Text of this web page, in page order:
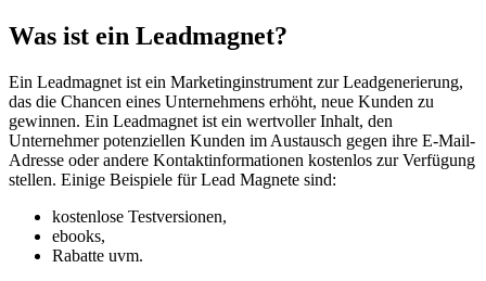
Was ist ein Leadmagnet?
Ein Leadmagnet ist ein Marketinginstrument zur Leadgenerierung,
das die Chancen eines Unternehmens erhöht, neue Kunden zu
gewinnen. Ein Leadmagnet ist ein wertvoller Inhalt, den
Unternehmer potenziellen Kunden im Austausch gegen ihre E-Mail-
Adresse oder andere Kontaktinformationen kostenlos zur Verfügung
stellen. Einige Beispiele für Lead Magnete sind:
kostenlose Testversionen,
ebooks,
Rabatte uvm.